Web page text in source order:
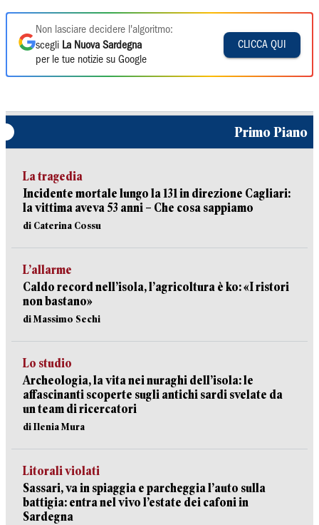
Non lasciare decidere l'algoritmo:
scegli La Nuova Sardegna
per le tue notizie su Google
CLICCA QUI
Primo Piano
La tragedia
Incidente mortale lungo la 131 in direzione Cagliari:
la vittima aveva 53 anni – Che cosa sappiamo
di Caterina Cossu
L’allarme
Caldo record nell’isola, l’agricoltura è ko: «I ristori
non bastano»
di Massimo Sechi
Lo studio
Archeologia, la vita nei nuraghi dell’isola: le
affascinanti scoperte sugli antichi sardi svelate da
un team di ricercatori
di Ilenia Mura
Litorali violati
Sassari, va in spiaggia e parcheggia l’auto sulla
battigia: entra nel vivo l’estate dei cafoni in
Sardegna